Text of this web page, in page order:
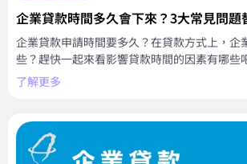
企業貸款時間多久會下來？3大常見問題
企業貸款申請時間要多久？在貸款方式上，企
些？趕快一起來看影響貸款時間的因素有哪些
了解更多